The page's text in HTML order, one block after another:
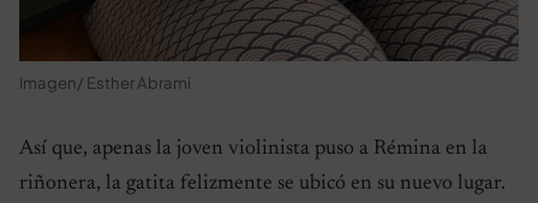
Imagen/ Esther Abrami
Así que, apenas la joven violinista puso a Rémina en la
riñonera, la gatita felizmente se ubicó en su nuevo lugar.